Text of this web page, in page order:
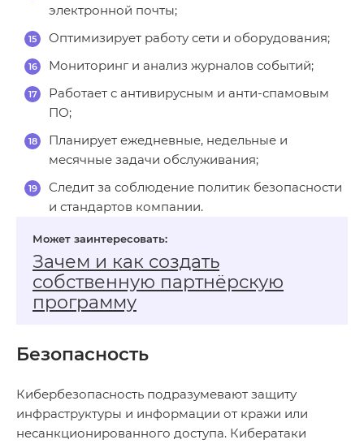
электронной почты;
Оптимизирует работу сети и оборудования;
Мониторинг и анализ журналов событий;
Работает с антивирусным и анти-спамовым
ПО;
Планирует ежедневные, недельные и
месячные задачи обслуживания;
Следит за соблюдение политик безопасности
и стандартов компании.
Зачем и как создать
собственную партнёрскую
программу
Безопасность
Кибербезопасность подразумевают защиту
инфраструктуры и информации от кражи или
несанкционированного доступа. Кибератаки